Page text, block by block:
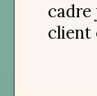
client